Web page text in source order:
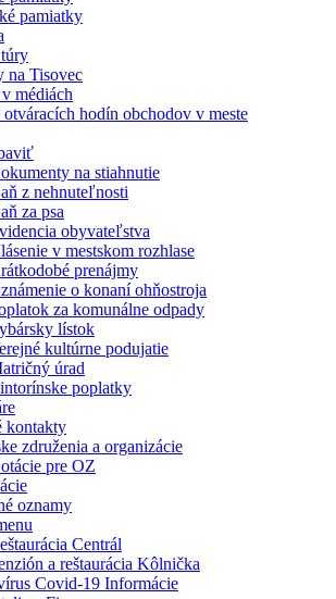
pamiatky
na Tisovec
médiách
hodín obchodov v meste
na stiahnutie
z nehnuteľnosti
za psa
obyvateľstva
v mestskom rozhlase
prenájmy
o konaní ohňostroja
za komunálne odpady
lístok
kultúrne podujatie
úrad
poplatky
kontakty
združenia a organizácie
pre OZ
oznamy
Centrál
a reštaurácia Kôlnička
Covid-19 Informácie